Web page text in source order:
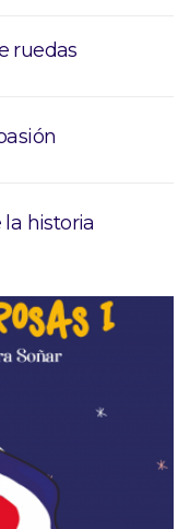
ruedas
la historia